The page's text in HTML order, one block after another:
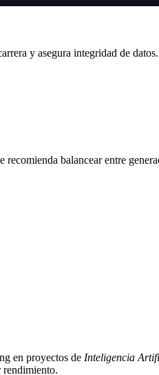
y asegura integridad de datos.
balancear entre
en proyectos de Inteligencia
rendimiento.